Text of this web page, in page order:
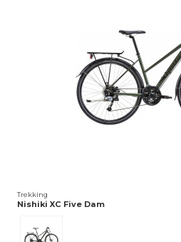
Trekking
Nishiki XC Five Dam